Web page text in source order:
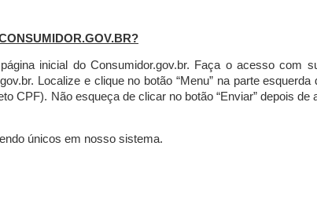
inicial do Consumidor.gov.br. Faça o acesso com
Localize e clique no botão “Menu” na parte
CPF). Não esqueça de clicar no botão “Enviar” depois
únicos em nosso sistema.